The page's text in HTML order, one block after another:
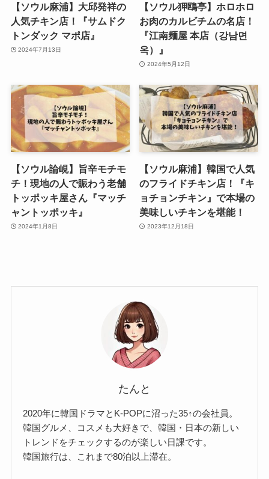
【ソウル麻浦】大邱発祥の
人気チキン店！『サムドク
トンダック マポ店』
2024年7月13日
【ソウル狎鴎亭】ホロホロ
お肉のカルビチムの名店！
『江南麺屋 本店（강남면
옥）』
2024年5月12日
【ソウル論峴】旨辛モチモ
チ！現地の人で賑わう老舗
トッポッキ屋さん『マッチ
ャントッポッキ』
2024年1月8日
【ソウル麻浦】韓国で人気
のフライドチキン店！『キ
ョチョンチキン』で本場の
美味しいチキンを堪能！
2023年12月18日
たんと
2020年に韓国ドラマとK-POPに沼った35↑の会社員。
韓国グルメ、コスメも大好きで、韓国・日本の新しい
トレンドをチェックするのが楽しい日課です。
韓国旅行は、これまで80泊以上滞在。